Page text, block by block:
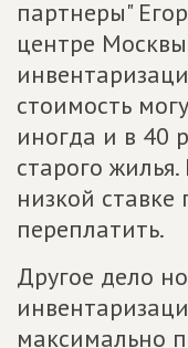
партнеры"
центре
стоимость
иногда и в 40
старого
низкой ставке
переплатить.
Другое дело
максимально